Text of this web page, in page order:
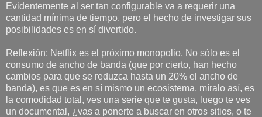
Evidentemente al ser tan configurable va a requerir una
cantidad mínima de tiempo, pero el hecho de investigar sus
posibilidades es en sí divertido.
Reflexión: Netflix es el próximo monopolio. No sólo es el
consumo de ancho de banda (que por cierto, han hecho
cambios para que se reduzca hasta un 20% el ancho de
banda), es que es en sí mismo un ecosistema, míralo así, es
la comodidad total, ves una serie que te gusta, luego te ves
un documental, ¿vas a ponerte a buscar en otros sitios, o te